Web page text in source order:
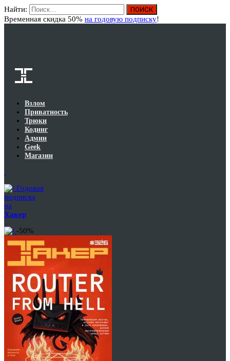
Найти:
Временная скидка 50% на годовую подписку!
Взлом
Приватность
Трюки
Кодинг
Админ
Geek
Магазин
Годовая
подписка
на
Хакер
-50%